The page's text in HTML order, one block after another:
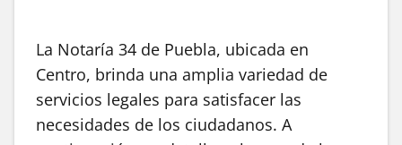
La Notaría 34 de Puebla, ubicada en
Centro, brinda una amplia variedad de
servicios legales para satisfacer las
necesidades de los ciudadanos. A